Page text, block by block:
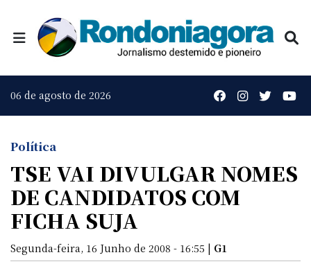
06 de agosto de 2026
Política
TSE VAI DIVULGAR NOMES
DE CANDIDATOS COM
FICHA SUJA
Segunda-feira, 16 Junho de 2008 - 16:55 | G1